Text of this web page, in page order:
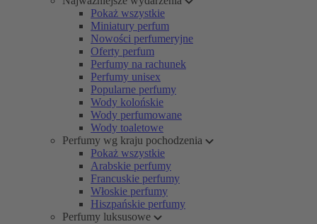
Pokaż wszystkie
Miniatury perfum
Nowości perfumeryjne
Oferty perfum
Perfumy na rachunek
Perfumy unisex
Popularne perfumy
Wody kolońskie
Wody perfumowane
Wody toaletowe
Perfumy wg kraju pochodzenia
Pokaż wszystkie
Arabskie perfumy
Francuskie perfumy
Włoskie perfumy
Hiszpańskie perfumy
Perfumy luksusowe